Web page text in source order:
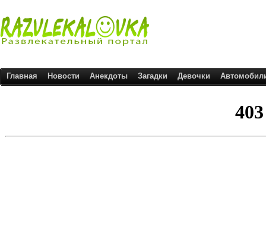
Главная Новости Анекдоты Загадки Девочки